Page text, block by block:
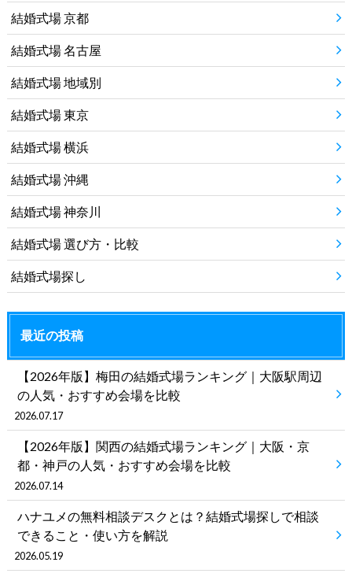
結婚式場 京都
結婚式場 名古屋
結婚式場 地域別
結婚式場 東京
結婚式場 横浜
結婚式場 沖縄
結婚式場 神奈川
結婚式場 選び方・比較
結婚式場探し
最近の投稿
【2026年版】梅田の結婚式場ランキング｜大阪駅周辺
の人気・おすすめ会場を比較
2026.07.17
【2026年版】関西の結婚式場ランキング｜大阪・京
都・神戸の人気・おすすめ会場を比較
2026.07.14
ハナユメの無料相談デスクとは？結婚式場探しで相談
できること・使い方を解説
2026.05.19